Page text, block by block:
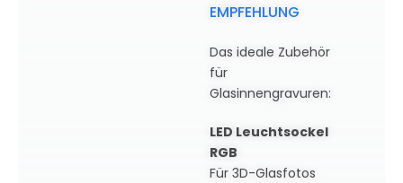
EMPFEHLUNG
Das ideale Zubehör
für
Glasinnengravuren:
LED Leuchtsockel
RGB
Für 3D-Glasfotos